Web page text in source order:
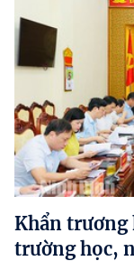
Khẩn trương
trường học,